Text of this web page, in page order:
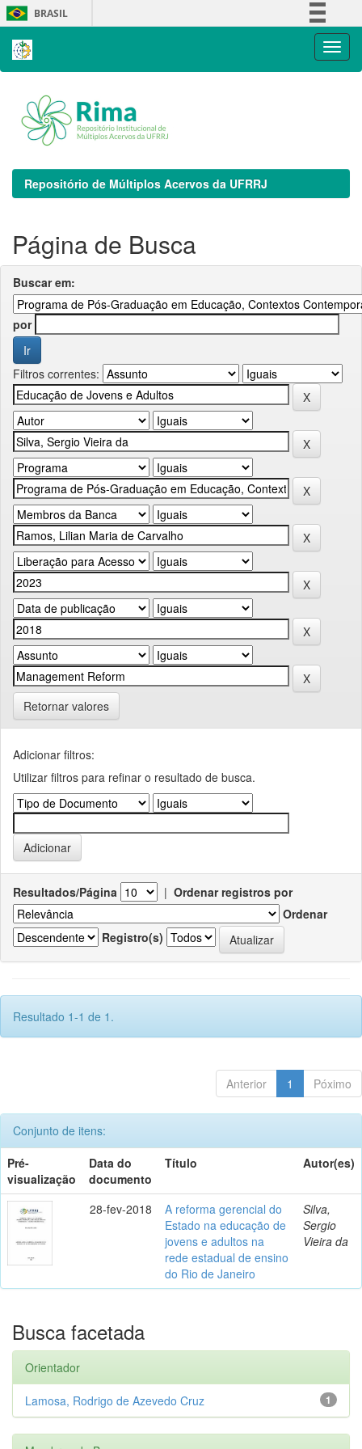
Skip
navigation
BRASIL
Repositório de Múltiplos Acervos da UFRRJ
Página de Busca
Buscar em:
por
Filtros correntes:
Retornar valores
Adicionar filtros:
Utilizar filtros para refinar o resultado de busca.
Resultados/Página | Ordenar registros por
Ordenar
Registro(s)
Resultado 1-1 de 1.
Anterior 1 Póximo
Conjunto de itens:
Pré-
visualização
Data do
documento
Título Autor(es)
28-fev-2018
A reforma gerencial do
Estado na educação de
jovens e adultos na
rede estadual de ensino
do Rio de Janeiro
Silva,
Sergio
Vieira da
Busca facetada
Orientador
1
Lamosa, Rodrigo de Azevedo Cruz